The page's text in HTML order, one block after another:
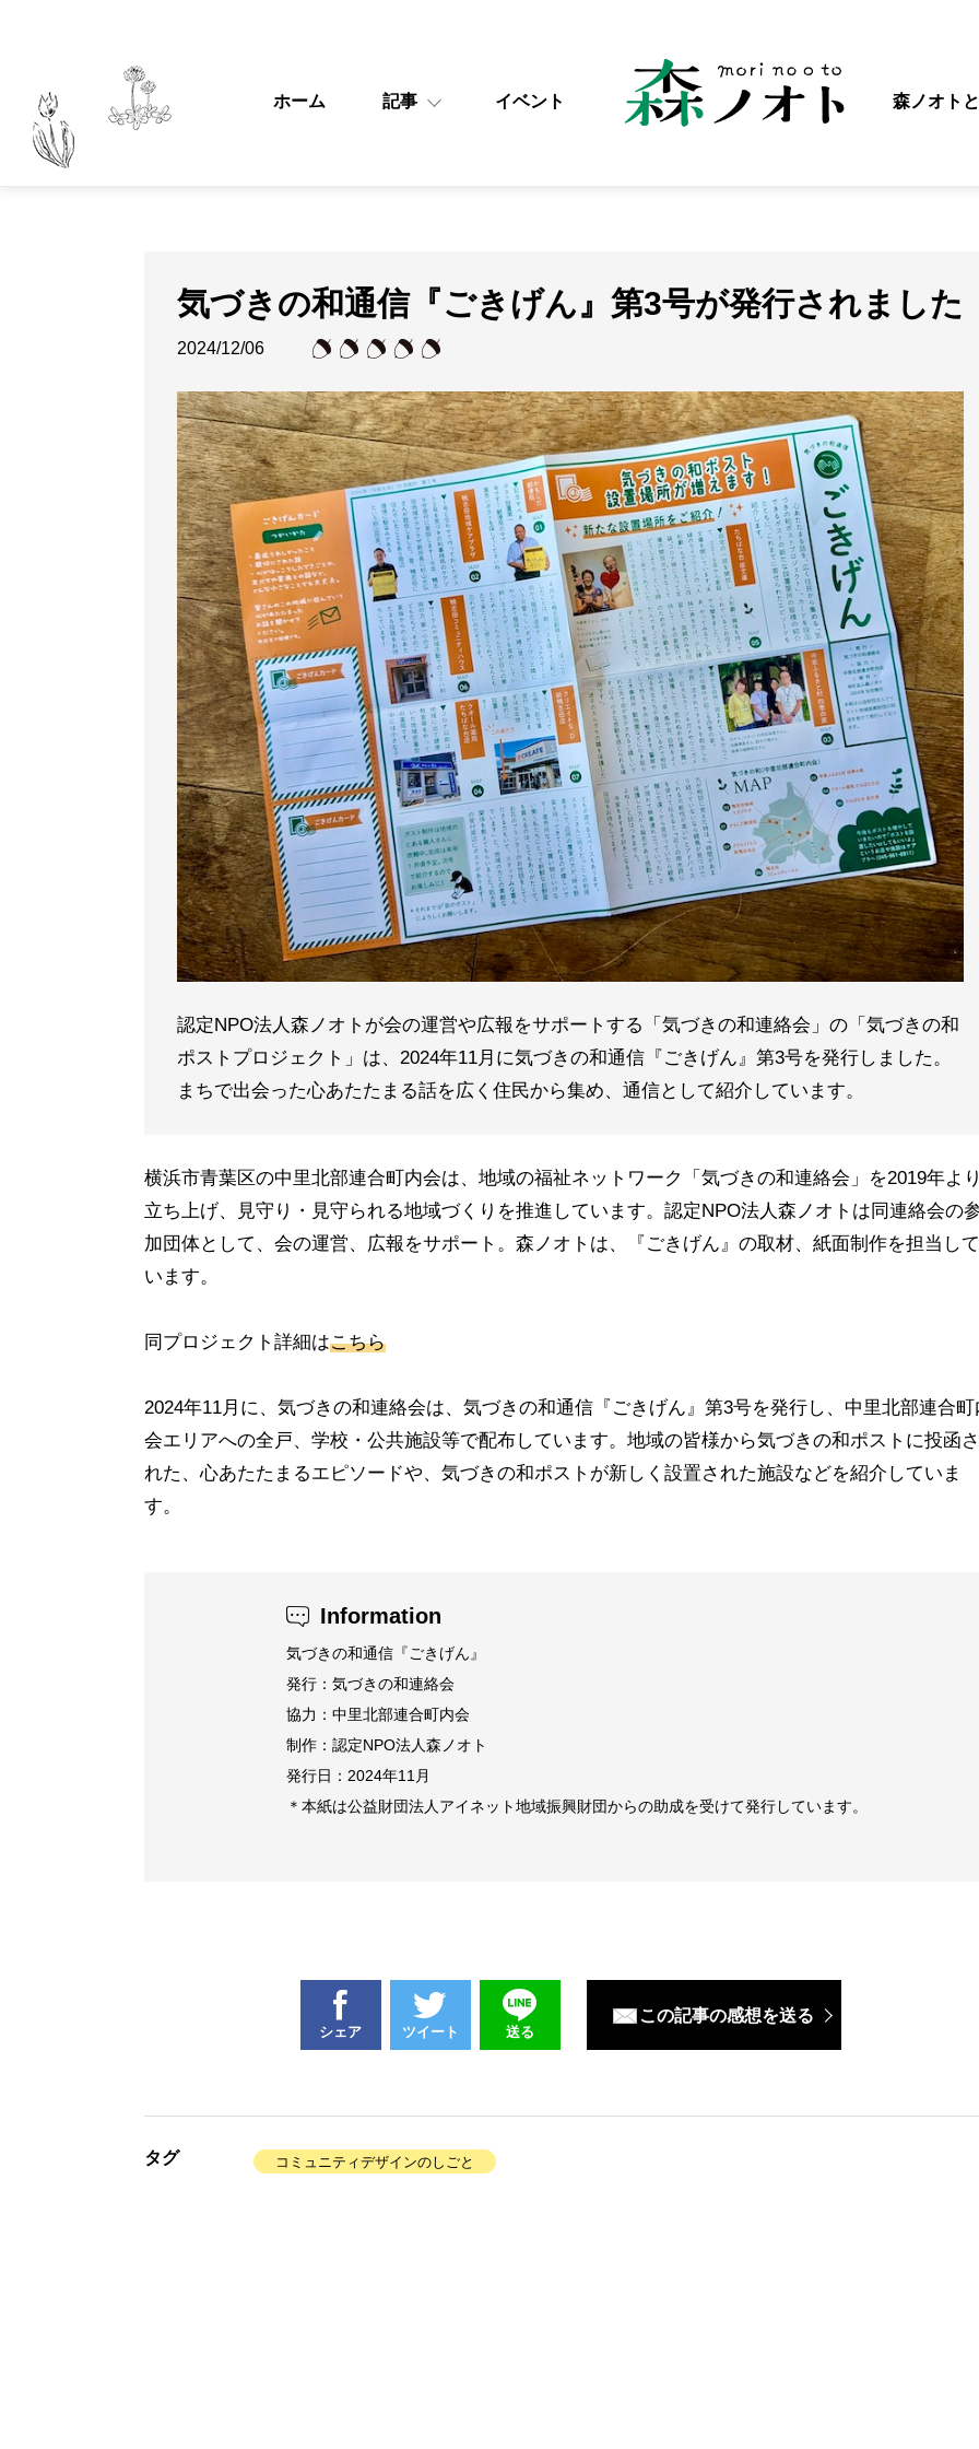
ホーム 記事 イベント 森ノオト
気づきの和通信『ごきげん』第3号が発行されました
2024/12/06
認定NPO法人森ノオトが会の運営や広報をサポートする「気づきの和連絡会」の「気づきの和
ポストプロジェクト」は、2024年11月に気づきの和通信『ごきげん』第3号を発行しました。
まちで出会った心あたたまる話を広く住民から集め、通信として紹介しています。
横浜市青葉区の中里北部連合町内会は、地域の福祉ネットワーク「気づきの和連絡会」を2019年よ
立ち上げ、見守り・見守られる地域づくりを推進しています。認定NPO法人森ノオトは同連絡会の
加団体として、会の運営、広報をサポート。森ノオトは、『ごきげん』の取材、紙面制作を担当して
います。
同プロジェクト詳細はこちら
2024年11月に、気づきの和連絡会は、気づきの和通信『ごきげん』第3号を発行し、中里北部連合町
会エリアへの全戸、学校・公共施設等で配布しています。地域の皆様から気づきの和ポストに投函さ
れた、心あたたまるエピソードや、気づきの和ポストが新しく設置された施設などを紹介していま
す。
Information
気づきの和通信『ごきげん』
発行：気づきの和連絡会
協力：中里北部連合町内会
制作：認定NPO法人森ノオト
発行日：2024年11月
＊本紙は公益財団法人アイネット地域振興財団からの助成を受けて発行しています。
シェア ツイート 送る
この記事の感想を送る
タグ コミュニティデザインのしごと